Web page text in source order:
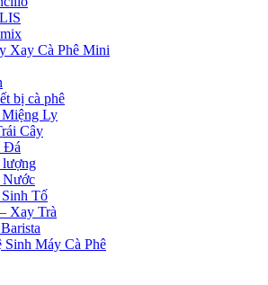
Xay Cà Phê Mini
bị cà phê
Ly
Cây
Đá
Tố
Xay Trà
Sinh Máy Cà Phê